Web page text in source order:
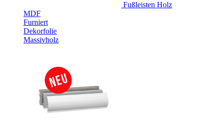
Fußleisten Holz
MDF
Furniert
Dekorfolie
Massivholz